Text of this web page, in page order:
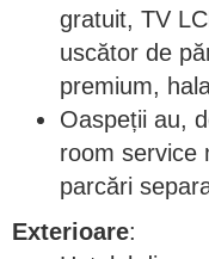
gratuit, TV
uscător de
premium,
Oaspeții au,
room service
parcări
Exterioare: